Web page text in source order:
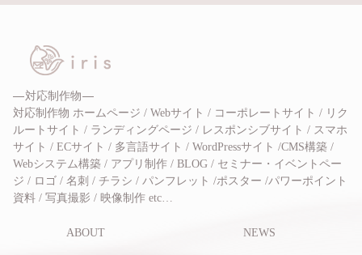
対応制作物
対応制作物 ホームページ / Webサイト / コーポレートサイト / リク
ルートサイト / ランディングページ / レスポンシブサイト / スマホ
サイト / ECサイト / 多言語サイト / WordPressサイト /CMS構築 /
Webシステム構築 / アプリ制作 / BLOG / セミナー・イベントペー
ジ / ロゴ / 名刺 / チラシ / パンフレット /ポスター /パワーポイント
資料 / 写真撮影 / 映像制作 etc…
ABOUT NEWS